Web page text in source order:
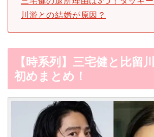
川游との結婚が原因？
【時系列】三宅健と比留
初めまとめ！